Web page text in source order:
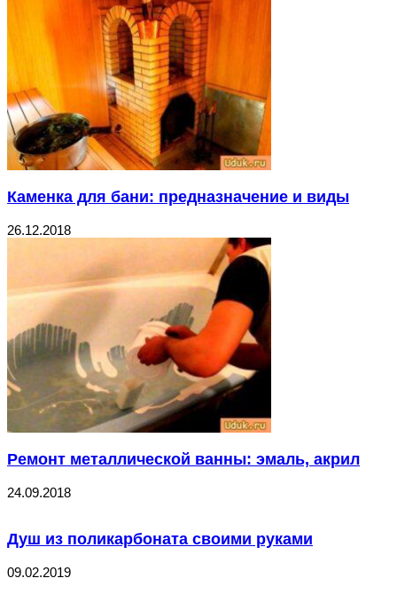
Каменка для бани: предназначение и виды
26.12.2018
Ремонт металлической ванны: эмаль, акрил
24.09.2018
Душ из поликарбоната своими руками
09.02.2019